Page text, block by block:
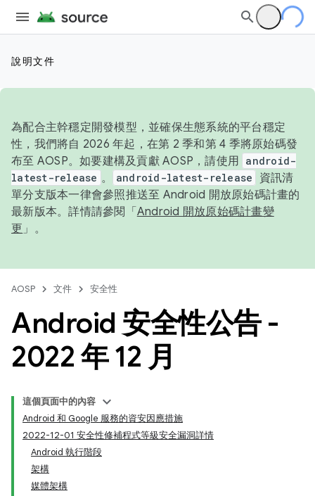
說明文件
為配合主幹穩定開發模型，並確保生態系統的平台穩定
性，我們將自 2026 年起，在第 2 季和第 4 季將原始碼發
布至 AOSP。如要建構及貢獻 AOSP，請使用 android-
latest-release 。 android-latest-release
資訊清
單分支版本一律會參照推送至 Android 開放原始碼計畫的
最新版本。詳情請參閱「 Android 開放原始碼計畫變
更 」。
AOSP 文件 安全性
Android 安全性公告 -
2022 年 12 月
這個頁面中的內容
Android 和 Google 服務的資安因應措施
2022-12-01 安全性修補程式等級安全漏洞詳情
Android 執行階段
架構
媒體架構